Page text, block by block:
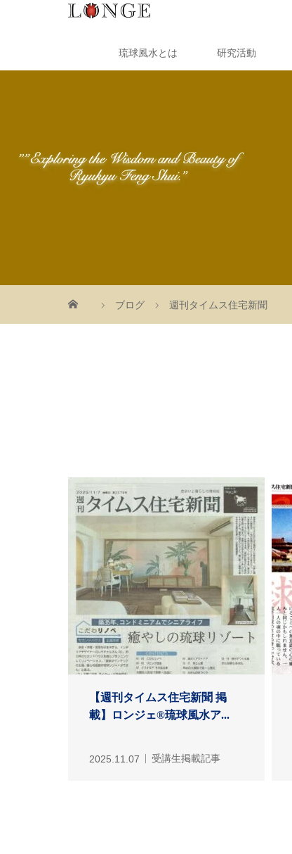
琉球風水とは 研究活動
ブログ 週刊タイムス住宅新聞
【週刊タイムス住宅新聞 掲
載】ロンジェ®琉球風水ア...
2025.11.07 受講生掲載記事